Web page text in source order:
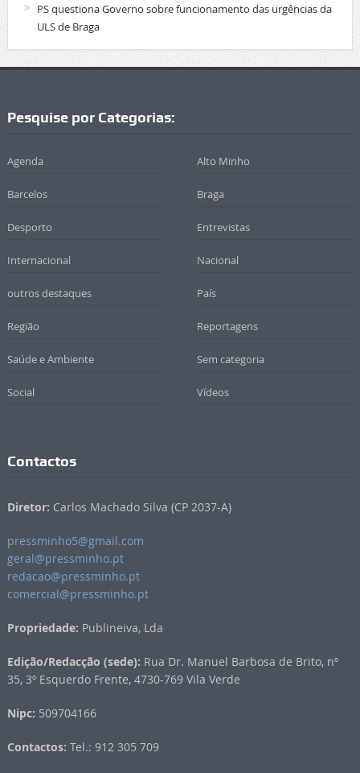
PS questiona Governo sobre funcionamento das urgências da
ULS de Braga
Pesquise por Categorias:
Agenda Alto Minho
Barcelos Braga
Desporto Entrevistas
Internacional Nacional
outros destaques País
Região Reportagens
Saúde e Ambiente Sem categoria
Social Vídeos
Contactos
Diretor: Carlos Machado Silva (CP 2037-A)
pressminho5@gmail.com
geral@pressminho.pt
redacao@pressminho.pt
comercial@pressminho.pt
Propriedade: Publineiva, Lda
Edição/Redacção (sede): Rua Dr. Manuel Barbosa de Brito, nº
35, 3º Esquerdo Frente, 4730-769 Vila Verde
Nipc: 509704166
Contactos: Tel.: 912 305 709